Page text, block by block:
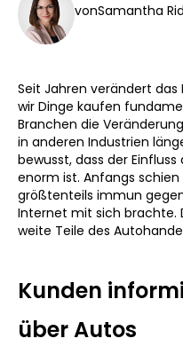
vonSamantha
Seit Jahren verändert
wir Dinge kaufen
Branchen die
in anderen Industrien
bewusst, dass der
enorm ist. Anfangs schien
größtenteils immun
Internet mit sich brachte.
weite Teile des
Kunden
über Autos